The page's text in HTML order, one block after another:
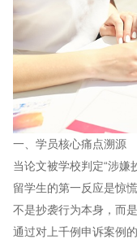
一、学员核心痛点溯源
当论文被学校判定“涉嫌
留学生的第一反应是惊
不是抄袭行为本身，而
通过对上千例申诉案例